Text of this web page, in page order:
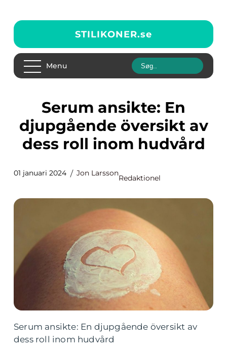
STILIKONER.se
Menu
Serum ansikte: En
djupgående översikt av
dess roll inom hudvård
01 januari 2024 Jon Larsson
Redaktionel
Serum ansikte: En djupgående översikt av
dess roll inom hudvård